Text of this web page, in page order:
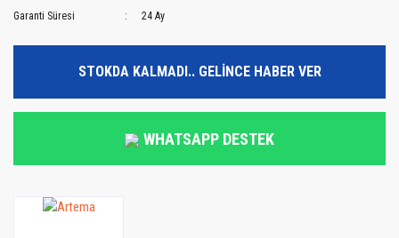
Garanti Süresi
24 Ay
STOKDA KALMADI.. GELİNCE HABER VER
WHATSAPP DESTEK